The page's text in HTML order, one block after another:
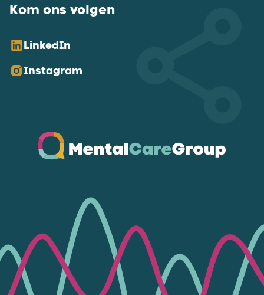
Kom ons volgen
LinkedIn
Instagram